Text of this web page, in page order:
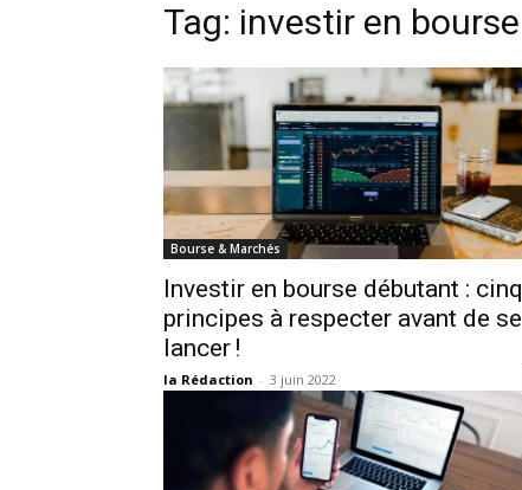
Tag: investir en bourse
Bourse & Marchés
Investir en bourse débutant : cinq
principes à respecter avant de se
lancer !
la Rédaction - 3 juin 2022